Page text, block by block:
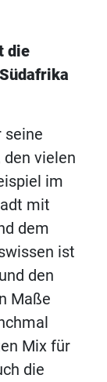
die
seine
den vielen
im
mit
dem
ist
den
Maße
Mix für
die